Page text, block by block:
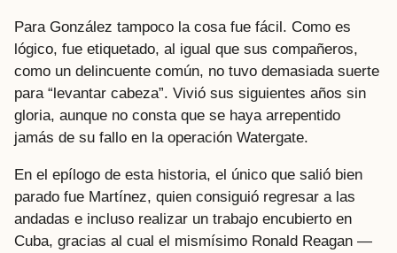
Para González tampoco la cosa fue fácil. Como es
lógico, fue etiquetado, al igual que sus compañeros,
como un delincuente común, no tuvo demasiada suerte
para “levantar cabeza”. Vivió sus siguientes años sin
gloria, aunque no consta que se haya arrepentido
jamás de su fallo en la operación Watergate.
En el epílogo de esta historia, el único que salió bien
parado fue Martínez, quien consiguió regresar a las
andadas e incluso realizar un trabajo encubierto en
Cuba, gracias al cual el mismísimo Ronald Reagan —